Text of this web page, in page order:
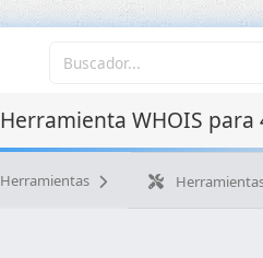
Herramienta WHOIS para
Herramientas